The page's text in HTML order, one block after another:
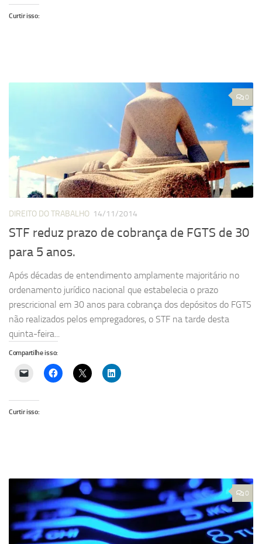
Curtir isso:
0
DIREITO DO TRABALHO 14/11/2014
STF reduz prazo de cobrança de FGTS de 30
para 5 anos.
Após décadas de entendimento amplamente majoritário no
ordenamento jurídico nacional que estabelecia o prazo
prescricional em 30 anos para cobrança dos depósitos do FGTS
não realizados pelos empregadores, o STF na tarde desta
quinta-feira...
Compartilhe isso:
Curtir isso:
0